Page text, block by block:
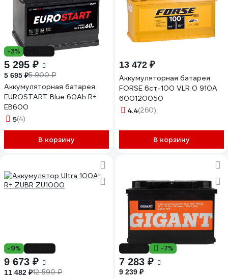
-3%
5 295 ₽
5 695 ₽5 900 ₽
Аккумуляторная батарея
EUROSTART Blue 60Ah R+
EB600
5(4)
В корзину
13 472 ₽
Аккумуляторная батарея
FORSE 6ст-100 VLR 0 910A
600120050
4.4(260)
В корзину
-9%
9 673 ₽
11 482 ₽12 590 ₽
-7%
7 283 ₽
9 239 ₽